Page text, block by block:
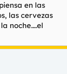
en las
las cervezas
noche....el